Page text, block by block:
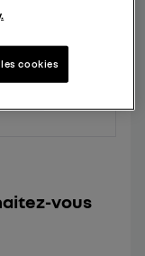
vous
cookies